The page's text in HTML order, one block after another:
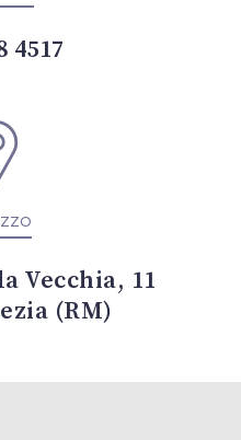
4517
Vecchia, 11
(RM)